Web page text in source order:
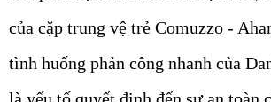
của cặp trung vệ trẻ Comuzzo -
tình huống phản công nhanh của